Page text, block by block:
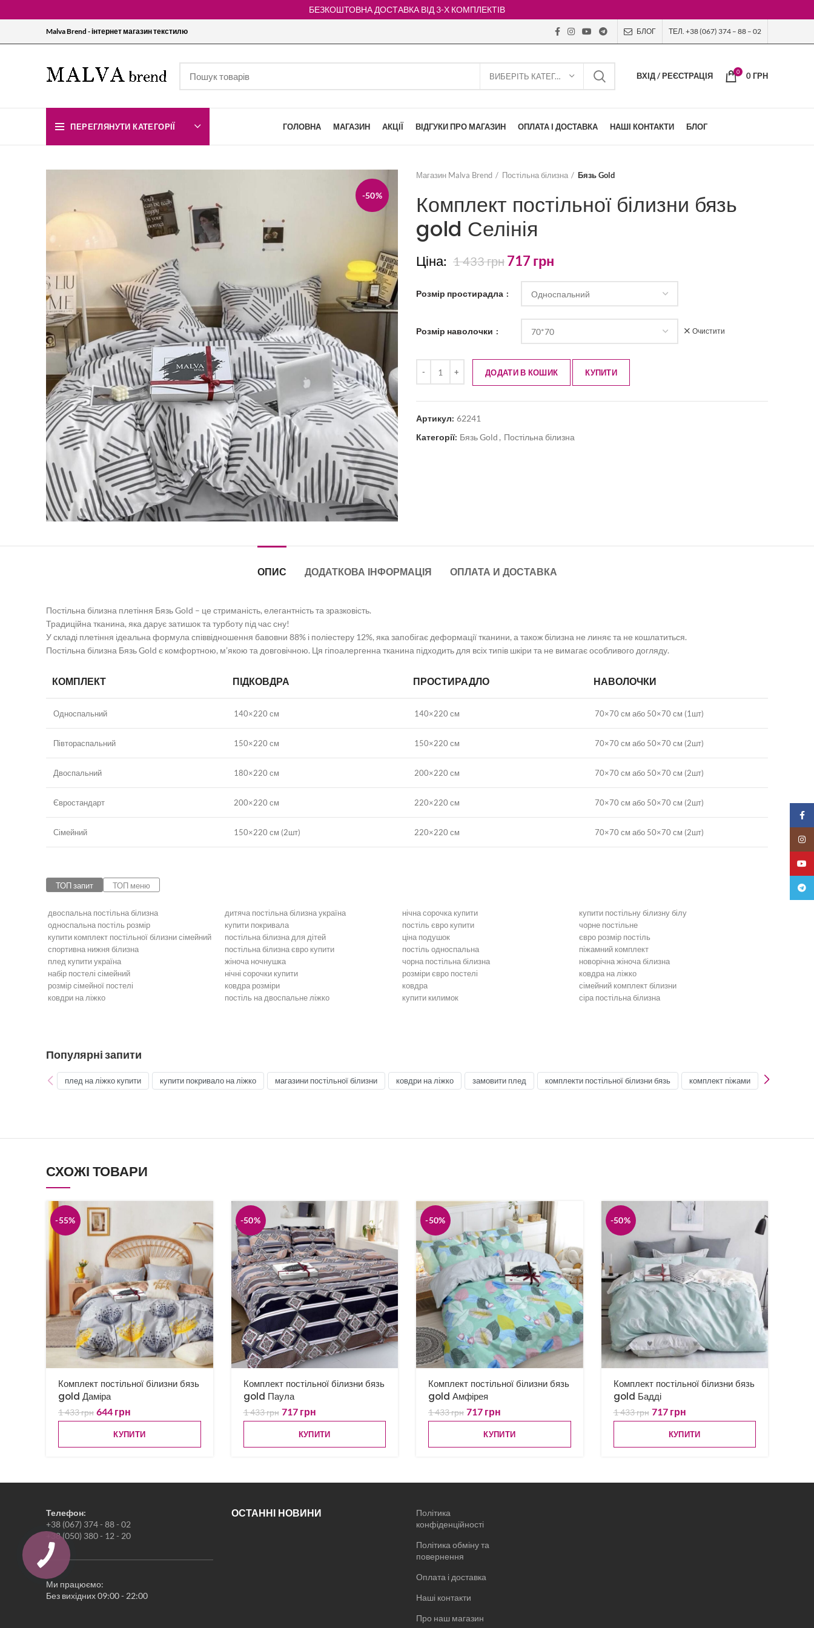
БЕЗКОШТОВНА ДОСТАВКА ВІД 3-Х КОМПЛЕКТІВ
Malva Brend - інтернет магазин текстилю БЛОГ ТЕЛ. +38 (067) 374 – 88 – 02
ВИБЕРІТЬ КАТЕГОРІЮ ВХІД / РЕЄСТРАЦІЯ 0 0ГРН
ПЕРЕГЛЯНУТИ КАТЕГОРІЇ ГОЛОВНА МАГАЗИН АКЦІЇ ВІДГУКИ ПРО МАГАЗИН ОПЛАТА І ДОСТАВКА НАШІ КОНТАКТИ БЛОГ
-50%
Магазин Malva Brend Постільна білизна Бязь Gold
Комплект постільної білизни бязь
gold Селінія
Ціна: 1 433грн 717 грн
Розмір простирадла
Розмір наволочки Очистити
ДОДАТИ В КОШИК КУПИТИ
Артикул: 62241
Категорії: Бязь Gold , Постільна білизна
ОПИС ДОДАТКОВА ІНФОРМАЦІЯ ОПЛАТА И ДОСТАВКА
Постільна білизна плетіння Бязь Gold – це стриманість, елегантність та зразковість.
Традиційна тканина, яка дарує затишок та турботу під час сну!
У складі плетіння ідеальна формула співвідношення бавовни 88% і поліестеру 12%, яка запобігає деформації тканини, а також білизна не линяє та не кошлатиться.
Постільна білизна Бязь Gold є комфортною, м’якою та довговічною. Ця гіпоалергенна тканина підходить для всіх типів шкіри та не вимагає особливого догляду.
КОМПЛЕКТ ПІДКОВДРА ПРОСТИРАДЛО НАВОЛОЧКИ
Односпальний 140×220 см 140×220 см 70×70 см або 50×70 см (1шт)
Півтораспальний 150×220 см 150×220 см 70×70 см або 50×70 см (2шт)
Двоспальний 180×220 см 200×220 см 70×70 см або 50×70 см (2шт)
Євростандарт 200×220 см 220×220 см 70×70 см або 50×70 см (2шт)
Сімейний 150×220 см (2шт) 220×220 см 70×70 см або 50×70 см (2шт)
ТОП запит ТОП меню
двоспальна постільна білизна дитяча постільна білизна україна нічна сорочка купити
купити постільну білизну білу
односпальна постіль розмір
купити покривала постіль євро купити
чорне постільне
купити комплект постільної білизни сімейний
постільна білизна для дітей ціна подушок
євро розмір постіль
спортивна нижня білизна
постільна білизна євро купити постіль односпальна
піжамний комплект
плед купити україна
жіноча ночнушка чорна постільна білизна
новорічна жіноча білизна
набір постелі сімейний
нічні сорочки купити розміри євро постелі
ковдра на ліжко
розмір сімейної постелі
ковдра розміри ковдра
сімейний комплект білизни
ковдри на ліжко
постіль на двоспальне ліжко купити килимок
сіра постільна білизна
Постільна білизна фіолетова
Постіль полуторна
Двоспальна постіль Постіль євро розмір
Постіль сімейна
Постіль Бязь Gold
Постіль Атласний Сатин Постіль італійський Сатин
Постіль Креп-Сатин
Популярні запити
плед на ліжко купити купити покривало на ліжко магазини постільної білизни ковдри на ліжко замовити плед комплекти постільної білизни бязь комплект піжами піжама для
СХОЖІ ТОВАРИ
-55%
Комплект постільної білизни бязь
gold Даміра
1 433грн 644 грн
КУПИТИ
-50%
Комплект постільної білизни бязь
gold Паула
1 433грн 717 грн
КУПИТИ
-50%
Комплект постільної білизни бязь
gold Амфірея
1 433грн 717 грн
КУПИТИ
-50%
Комплект постільної білизни бязь
gold Бадді
1 433грн 717 грн
КУПИТИ
Телефон:
+38 (067) 374 - 88 - 02
+38 (050) 380 - 12 - 20
Ми працюємо:
Без вихідних 09:00 - 22:00
ОСТАННІ НОВИНИ
Політика
конфіденційності
Політика обміну та
повернення
Оплата і доставка
Наші контакти
Про наш магазин